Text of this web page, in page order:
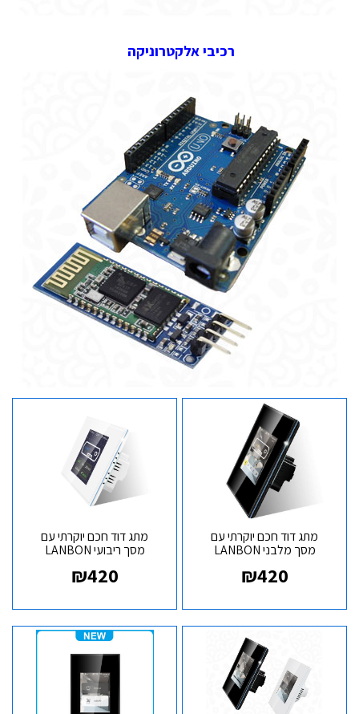
רכיבי אלקטרוניקה
מתג דוד חכם יוקרתי עם
מסך מלבני LANBON
₪420
מתג דוד חכם יוקרתי עם
מסך ריבועי LANBON
₪420